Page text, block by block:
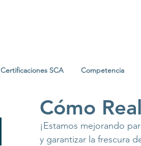
Certificaciones SCA Competencia
Cómo
¡Estamos mejorando
y garantizar la frescura